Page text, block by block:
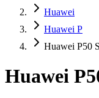
Huawei
Huawei P
Huawei P50
Huawei